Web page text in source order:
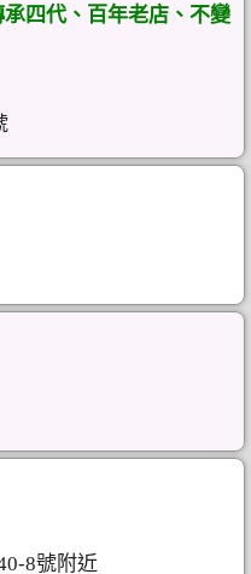
承四代、百年老店、不變
8號附近